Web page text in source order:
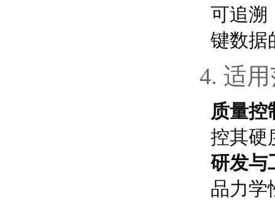
可追溯
键数据
4. 适
质量控
控其硬
研发与
品力学